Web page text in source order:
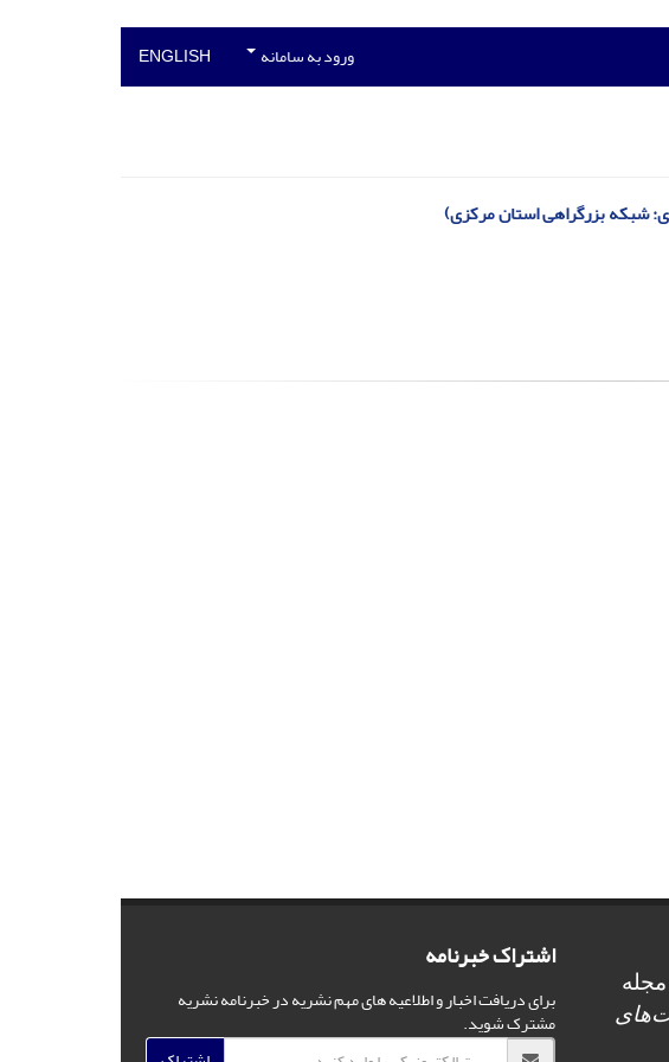
ورود به سامانه ENGLISH
شبکه بزرگراهی استان مرکزی)
اشتراک خبرنامه
برای دریافت اخبار و اطلاعیه های مهم نشریه در خبرنامه نشریه
مشترک شوید.